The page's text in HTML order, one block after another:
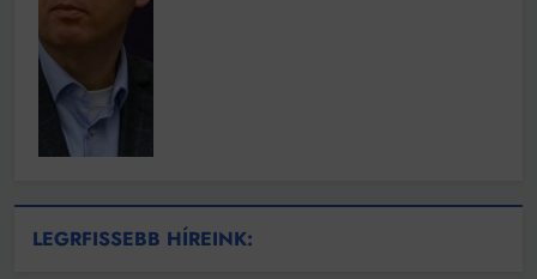
LEGRFISSEBB HÍREINK: